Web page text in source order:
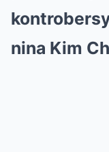
nina Kim